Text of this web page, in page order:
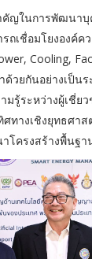
ญในการพัฒนา
ถเชื่อมโยงองค์
Cooling,
ด้วยกันอย่างเป็
มรู้ระหว่างผู้เชี่
ทางเชิงยุทธศา
โครงสร้างพื้นฐา